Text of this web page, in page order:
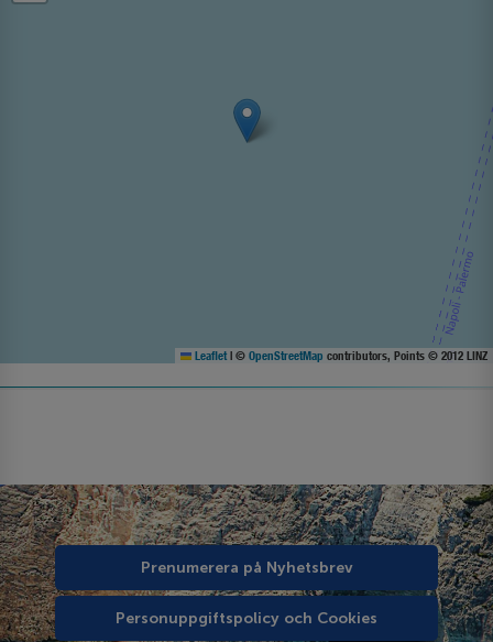
Leaflet | © OpenStreetMap contributors, Points © 2012 LINZ
Prenumerera på Nyhetsbrev
Personuppgiftspolicy och Cookies